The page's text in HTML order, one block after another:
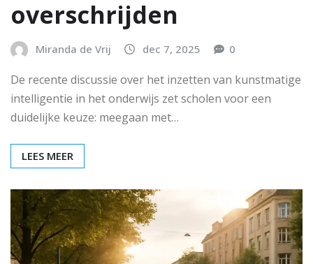
overschrijden
Miranda de Vrij dec 7, 2025 0
De recente discussie over het inzetten van kunstmatige
intelligentie in het onderwijs zet scholen voor een
duidelijke keuze: meegaan met…
LEES MEER